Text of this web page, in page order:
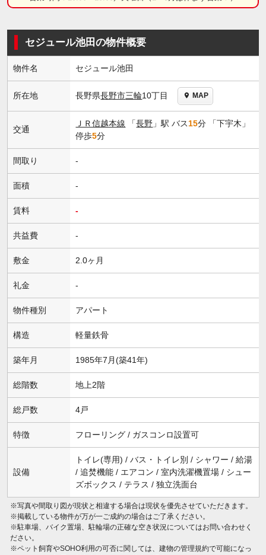
セジュール池田の物件概要
物件名 セジュール池田
所在地 長野県長野市三輪10丁目 MAP
交通
ＪＲ信越本線 「長野 」駅 バス15分 「下宇木」
停歩5分
間取り -
面積 -
賃料 -
共益費 -
敷金 2.0ヶ月
礼金 -
物件種別 アパート
構造 軽量鉄骨
築年月 1985年7月(築41年)
総階数 地上2階
総戸数 4戸
特徴 フローリング / ガスコンロ設置可
設備
トイレ(専用) / バス・トイレ別 / シャワー / 給湯
/ 追焚機能 / エアコン / 室内洗濯機置場 / シュー
ズボックス / テラス / 独立洗面台
※写真や間取り図が現状と相違する場合は現状を優先させていただきます。
※掲載している物件が万が一ご成約の場合はご了承ください。
※駐車場、バイク置場、駐輪場の正確な空き状況についてはお問い合わせく
ださい。
※ペット飼育やSOHO利用の可否に関しては、建物の管理規約で可能になっ